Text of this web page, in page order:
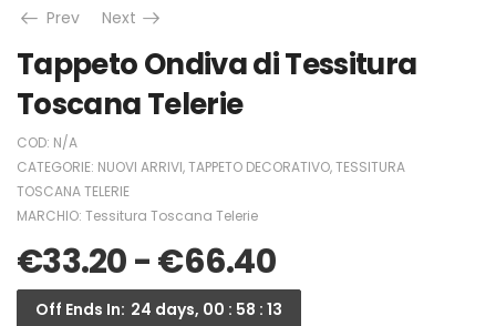
Prev
Next
Tappeto Ondiva di Tessitura
Toscana Telerie
COD: N/A
CATEGORIE: NUOVI ARRIVI,TAPPETO DECORATIVO,TESSITURA
TOSCANA TELERIE
MARCHIO: Tessitura Toscana Telerie
€33.20-€66.40
Off Ends In: 24 days, 00 : 58 : 13